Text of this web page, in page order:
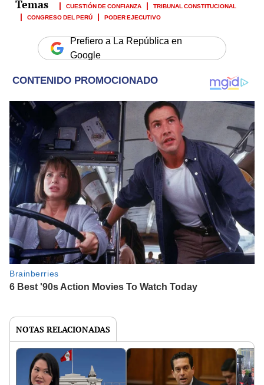
CUESTIÓN DE CONFIANZA
TRIBUNAL CONSTITUCIONAL
CONGRESO DEL PERÚ
PODER EJECUTIVO
Prefiero a La República en
Google
NOTAS RELACIONADAS